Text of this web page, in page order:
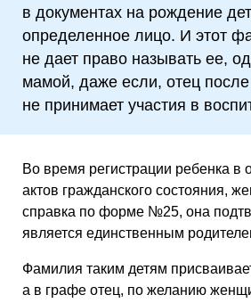
в документах на рождение
определенное лицо. И этот
не дает право называть ее,
мамой, даже если, отец
не принимает участия в
Во время регистрации ребенка в
актов гражданского состояния,
справка по форме №25, она
является единственным
Фамилия таким детям
а в графе отец, по желанию